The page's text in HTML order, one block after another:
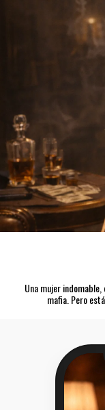
Una mujer
mafia. Pero